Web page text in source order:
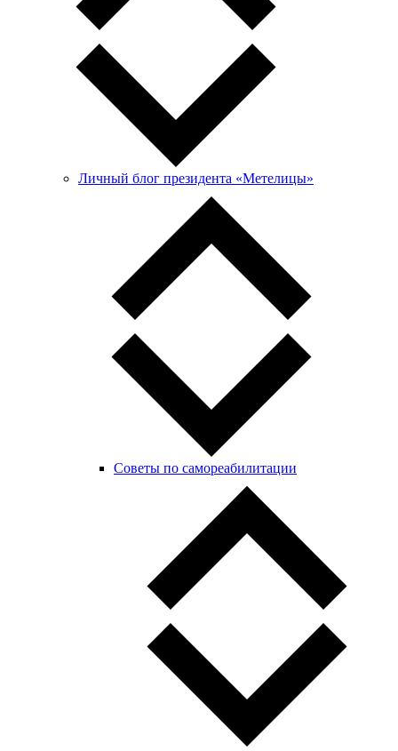
Личный блог президента «Метелицы»
Советы по самореабилитации